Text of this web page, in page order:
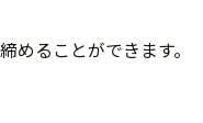
ることができます。